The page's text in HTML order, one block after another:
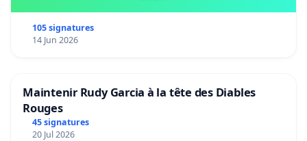
105 signatures
14 Jun 2026
Maintenir Rudy Garcia à la tête des Diables
Rouges
45 signatures
20 Jul 2026